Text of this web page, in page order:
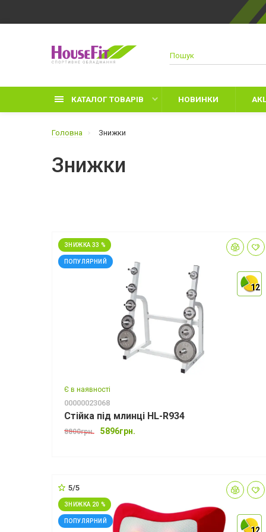
КАТАЛОГ ТОВАРІВ НОВИНКИ
Головна Знижки
Знижки
12
12
12
ЗНИЖКА 33 %
ПОПУЛЯРНИЙ
Є в наявності
00000023068
Стійка під млинці HL-R934
8800грн. 5896грн.
5/5
ЗНИЖКА 20 %
ПОПУЛЯРНИЙ